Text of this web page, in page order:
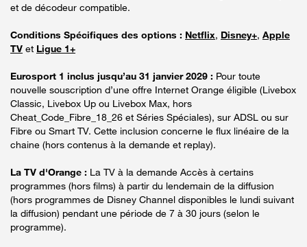
et de décodeur compatible.
Conditions Spécifiques des options : Netflix, Disney+, Apple
TV et Ligue 1+
Eurosport 1 inclus jusqu’au 31 janvier 2029 : Pour toute
nouvelle souscription d’une offre Internet Orange éligible (Livebox
Classic, Livebox Up ou Livebox Max, hors
Cheat_Code_Fibre_18_26 et Séries Spéciales), sur ADSL ou sur
Fibre ou Smart TV. Cette inclusion concerne le flux linéaire de la
chaine (hors contenus à la demande et replay).
La TV d'Orange : La TV à la demande Accès à certains
programmes (hors films) à partir du lendemain de la diffusion
(hors programmes de Disney Channel disponibles le lundi suivant
la diffusion) pendant une période de 7 à 30 jours (selon le
programme).